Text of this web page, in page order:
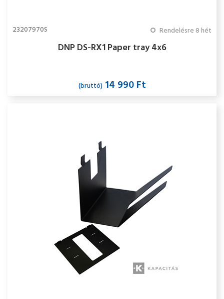
23207970S Rendelésre 8 hét
DNP DS-RX1 Paper tray 4x6
(bruttó)14 990 Ft